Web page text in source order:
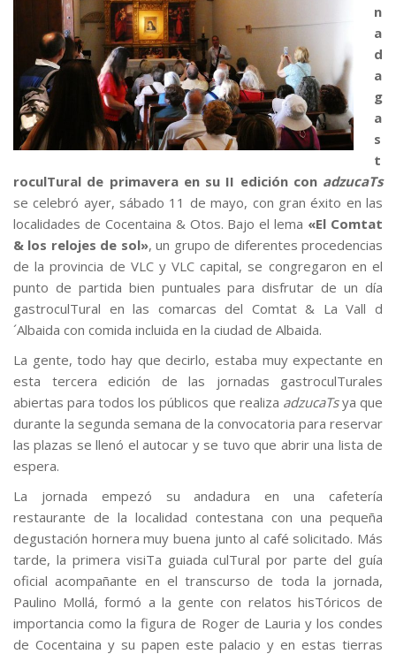
n
a
d
a
g
a
s
t
roculTural de primavera en su II edición con adzucaTs
se celebró ayer, sábado 11 de mayo, con gran éxito en las
localidades de Cocentaina & Otos. Bajo el lema «El Comtat
& los relojes de sol», un grupo de diferentes procedencias
de la provincia de VLC y VLC capital, se congregaron en el
punto de partida bien puntuales para disfrutar de un día
gastroculTural en las comarcas del Comtat & La Vall d
´Albaida con comida incluida en la ciudad de Albaida.
La gente, todo hay que decirlo, estaba muy expectante en
esta tercera edición de las jornadas gastroculTurales
abiertas para todos los públicos que realiza adzucaTsya que
durante la segunda semana de la convocatoria para reservar
las plazas se llenó el autocar y se tuvo que abrir una lista de
espera.
La jornada empezó su andadura en una cafetería
restaurante de la localidad contestana con una pequeña
degustación hornera muy buena junto al café solicitado. Más
tarde, la primera visiTa guiada culTural por parte del guía
oficial acompañante en el transcurso de toda la jornada,
Paulino Mollá, formó a la gente con relatos hisTóricos de
importancia como la figura de Roger de Lauria y los condes
de Cocentaina y su papen este palacio y en estas tierras